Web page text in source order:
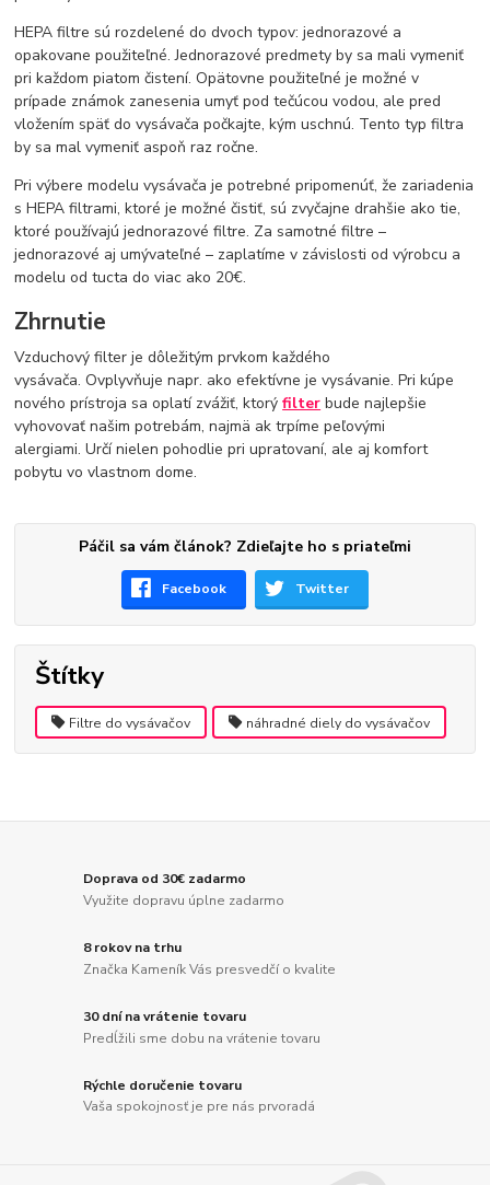
HEPA filtre sú rozdelené do dvoch typov: jednorazové a
opakovane použiteľné. Jednorazové predmety by sa mali vymeniť
pri každom piatom čistení. Opätovne použiteľné je možné v
prípade známok zanesenia umyť pod tečúcou vodou, ale pred
vložením späť do vysávača počkajte, kým uschnú. Tento typ filtra
by sa mal vymeniť aspoň raz ročne.
Pri výbere modelu vysávača je potrebné pripomenúť, že zariadenia
s HEPA filtrami, ktoré je možné čistiť, sú zvyčajne drahšie ako tie,
ktoré používajú jednorazové filtre. Za samotné filtre –
jednorazové aj umývateľné – zaplatíme v závislosti od výrobcu a
modelu od tucta do viac ako 20€.
Zhrnutie
Vzduchový filter je dôležitým prvkom každého
vysávača. Ovplyvňuje napr. ako efektívne je vysávanie. Pri kúpe
nového prístroja sa oplatí zvážiť, ktorýfilter bude najlepšie
vyhovovať našim potrebám, najmä ak trpíme peľovými
alergiami. Určí nielen pohodlie pri upratovaní, ale aj komfort
pobytu vo vlastnom dome.
Páčil sa vám článok? Zdieľajte ho s priateľmi
Facebook Twitter
Štítky
Filtre do vysávačov náhradné diely do vysávačov
Doprava od 30€ zadarmo
Využite dopravu úplne zadarmo
8 rokov na trhu
Značka Kameník Vás presvedčí o kvalite
30 dní na vrátenie tovaru
Predĺžili sme dobu na vrátenie tovaru
Rýchle doručenie tovaru
Vaša spokojnosť je pre nás prvoradá